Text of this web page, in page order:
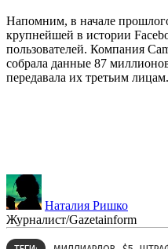
Напомним, в начале
крупнейшей в истории
пользователей. Компания
собрала данные 87
передавала их третьим лицам.
Наталия Ришко
Журналист/Gazetainform